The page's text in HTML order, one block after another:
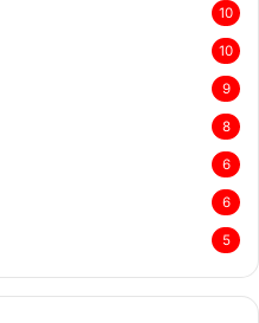
10
10
9
8
6
6
5